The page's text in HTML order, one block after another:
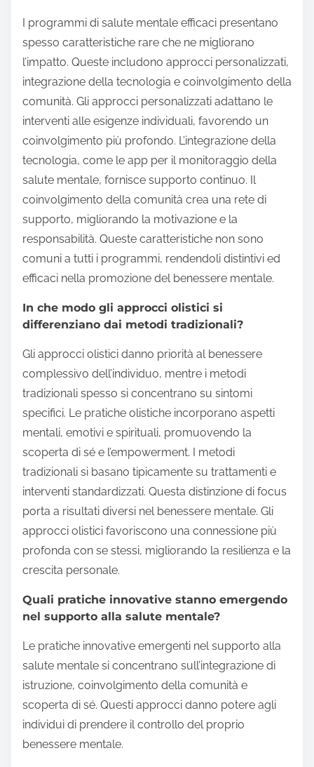
I programmi di salute mentale efficaci presentano
spesso caratteristiche rare che ne migliorano
l’impatto. Queste includono approcci personalizzati,
integrazione della tecnologia e coinvolgimento della
comunità. Gli approcci personalizzati adattano le
interventi alle esigenze individuali, favorendo un
coinvolgimento più profondo. L’integrazione della
tecnologia, come le app per il monitoraggio della
salute mentale, fornisce supporto continuo. Il
coinvolgimento della comunità crea una rete di
supporto, migliorando la motivazione e la
responsabilità. Queste caratteristiche non sono
comuni a tutti i programmi, rendendoli distintivi ed
efficaci nella promozione del benessere mentale.
In che modo gli approcci olistici si
differenziano dai metodi tradizionali?
Gli approcci olistici danno priorità al benessere
complessivo dell’individuo, mentre i metodi
tradizionali spesso si concentrano su sintomi
specifici. Le pratiche olistiche incorporano aspetti
mentali, emotivi e spirituali, promuovendo la
scoperta di sé e l’empowerment. I metodi
tradizionali si basano tipicamente su trattamenti e
interventi standardizzati. Questa distinzione di focus
porta a risultati diversi nel benessere mentale. Gli
approcci olistici favoriscono una connessione più
profonda con se stessi, migliorando la resilienza e la
crescita personale.
Quali pratiche innovative stanno emergendo
nel supporto alla salute mentale?
Le pratiche innovative emergenti nel supporto alla
salute mentale si concentrano sull’integrazione di
istruzione, coinvolgimento della comunità e
scoperta di sé. Questi approcci danno potere agli
individui di prendere il controllo del proprio
benessere mentale.